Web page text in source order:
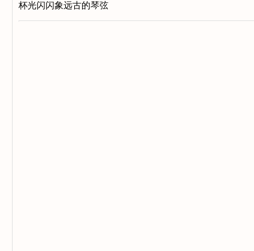
杯光闪闪象远古的琴弦